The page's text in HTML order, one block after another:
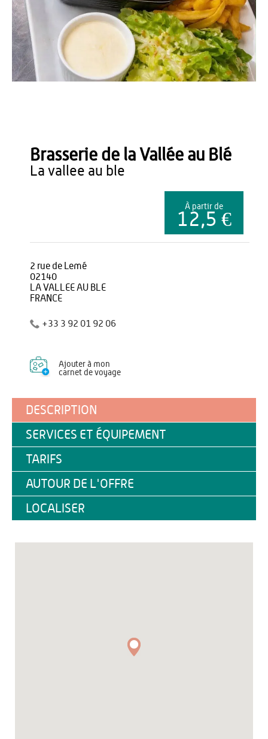
Brasserie de la Vallée au Blé
la vallee au ble
À partir de
12,5 €
2 rue de Lemé
02140
LA VALLEE AU BLE
FRANCE
+33 3 92 01 92 06
Ajouter à mon
carnet de voyage
DESCRIPTION
SERVICES ET ÉQUIPEMENT
TARIFS
AUTOUR DE L'OFFRE
LOCALISER